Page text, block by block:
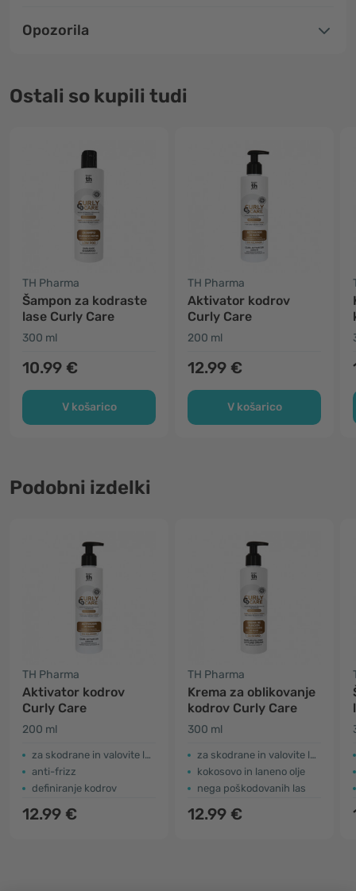
Opozorila
Ostali so kupili tudi
TH Pharma
Šampon za kodraste
lase Curly Care
300 ml
10.99 €
V košarico
TH Pharma
Aktivator kodrov
Curly Care
200 ml
12.99 €
V košarico
Podobni izdelki
TH Pharma
Aktivator kodrov
Curly Care
200 ml
za skodrane in valovite lase
anti-frizz
definiranje kodrov
12.99 €
TH Pharma
Krema za oblikovanje
kodrov Curly Care
300 ml
za skodrane in valovite lase
kokosovo in laneno olje
nega poškodovanih las
12.99 €